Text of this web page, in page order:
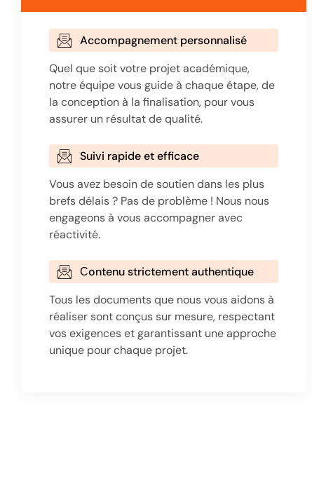
Accompagnement personnalisé
Quel que soit votre projet académique,
notre équipe vous guide à chaque étape, de
la conception à la finalisation, pour vous
assurer un résultat de qualité.
Suivi rapide et efficace
Vous avez besoin de soutien dans les plus
brefs délais ? Pas de problème ! Nous nous
engageons à vous accompagner avec
réactivité.
Сontenu strictement authentique
Tous les documents que nous vous aidons à
réaliser sont conçus sur mesure, respectant
vos exigences et garantissant une approche
unique pour chaque projet.